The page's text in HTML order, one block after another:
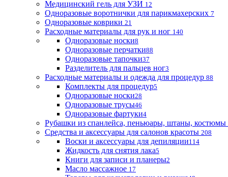
Медицинский гель для УЗИ 12
Одноразовые воротнички для парикмахерских 7
Одноразовые коврики 21
Расходные материалы для рук и ног 140
Одноразовые носки8
Одноразовые перчатки88
Одноразовые тапочки37
Разделитель для пальцев ног3
Расходные материалы и одежда для процедур 88
Комплекты для процедур5
Одноразовые носки28
Одноразовые трусы46
Одноразовые фартуки4
Рубашки из спанлейса, пеньюары, штаны, костюмы
Средства и аксессуары для салонов красоты 208
Воски и аксессуары для депиляции114
Жидкость для снятия лака5
Книги для записи и планеры2
Масло массажное 17